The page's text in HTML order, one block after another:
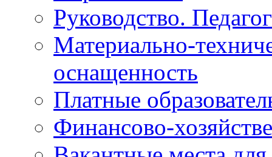
Руководство.
Материально-
оснащенность
Платные
Финансово-